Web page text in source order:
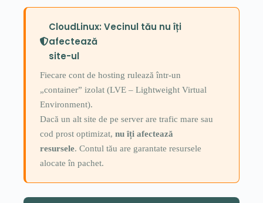
CloudLinux: Vecinul tău nu îți
afectează
site-ul
Fiecare cont de hosting rulează într-un
„container” izolat (LVE – Lightweight Virtual
Environment).
Dacă un alt site de pe server are trafic mare sau
cod prost optimizat, nu îți afectează
resursele. Contul tău are garantate resursele
alocate în pachet.